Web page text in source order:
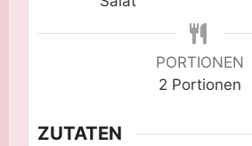
PORTIONEN
2 Portionen
ZUTATEN